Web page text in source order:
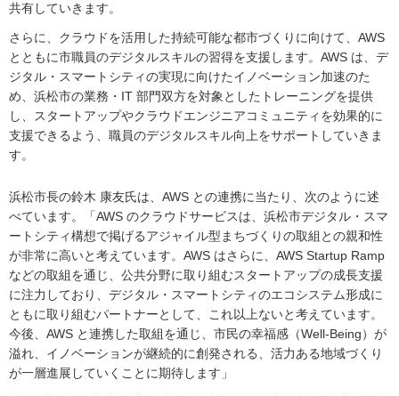
共有していきます。
さらに、クラウドを活用した持続可能な都市づくりに向けて、AWS
とともに市職員のデジタルスキルの習得を支援します。AWS は、デ
ジタル・スマートシティの実現に向けたイノベーション加速のた
め、浜松市の業務・IT 部門双方を対象としたトレーニングを提供
し、スタートアップやクラウドエンジニアコミュニティを効果的に
支援できるよう、職員のデジタルスキル向上をサポートしていきま
す。
浜松市長の鈴木 康友氏は、AWS との連携に当たり、次のように述
べています。「AWS のクラウドサービスは、浜松市デジタル・スマ
ートシティ構想で掲げるアジャイル型まちづくりの取組との親和性
が非常に高いと考えています。AWS はさらに、AWS Startup Ramp
などの取組を通じ、公共分野に取り組むスタートアップの成長支援
に注力しており、デジタル・スマートシティのエコシステム形成に
ともに取り組むパートナーとして、これ以上ないと考えています。
今後、AWS と連携した取組を通じ、市民の幸福感（Well-Being）が
溢れ、イノベーションが継続的に創発される、活力ある地域づくり
が一層進展していくことに期待します」